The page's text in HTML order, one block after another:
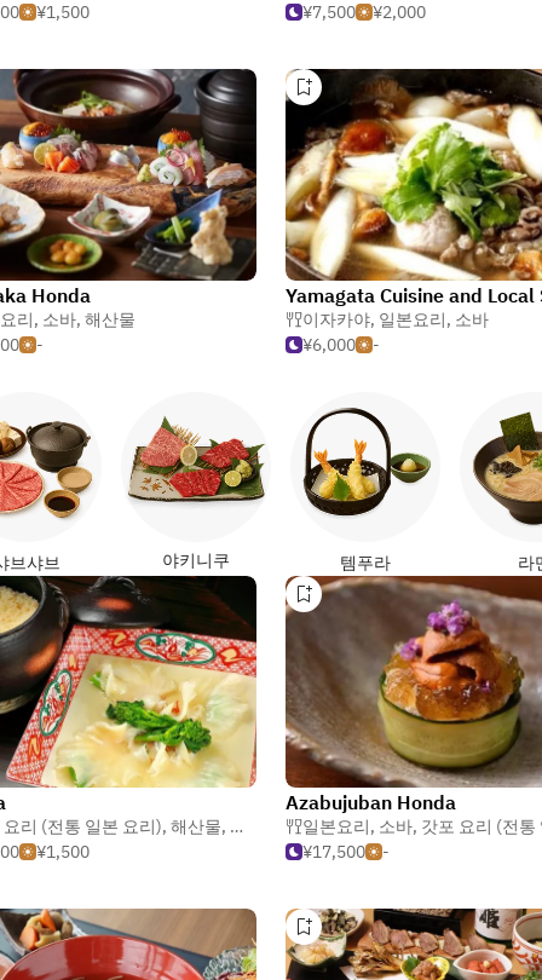
¥1,500
¥7,500
¥2,000
Honda
리, 소바, 해산물
-
이자카야, 일본요리, 소바
¥6,000
-
브샤브 야키니쿠 템푸라 라
리 (전통 일본 요리), 해산물, 소바
¥1,500
Azabujuban Honda
일본요리, 소바, 갓포 요리 (전통 일
¥17,500
-